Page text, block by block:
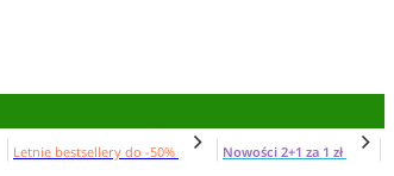
Letnie bestsellery do -50%
Nowości 2+1 za 1 zł